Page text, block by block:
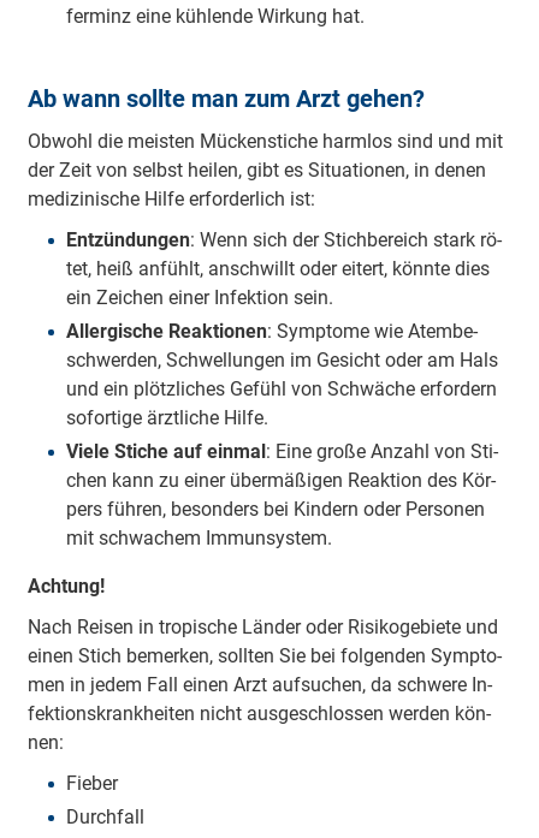
fer­minz ei­ne küh­len­de Wir­kung hat.
Ab wann sollte man zum Arzt gehen?
Ob­wohl die meis­ten Mü­cken­sti­che harm­los sind und mit
der Zeit von selbst hei­len, gibt es Si­tua­tio­nen, in de­nen
me­di­zi­ni­sche Hil­fe er­for­der­lich ist:
Ent­zün­dun­gen: Wenn sich der Stich­be­reich stark rö­
tet, heiß an­fühlt, an­schwillt oder ei­tert, könn­te dies
ein Zei­chen ei­ner In­fek­ti­on sein.
All­er­gi­sche Re­ak­tio­nen: Sym­pto­me wie Atem­be­
schwer­den, Schwel­lun­gen im Ge­sicht oder am Hals
und ein plötz­li­ches Ge­fühl von Schwä­che er­for­dern
so­for­ti­ge ärzt­li­che Hil­fe.
Vie­le Sti­che auf ein­mal : Ei­ne gro­ße An­zahl von Sti­
chen kann zu ei­ner über­mä­ßi­gen Re­ak­ti­on des Kör­
pers füh­ren, be­son­ders bei Kin­dern oder Per­so­nen
mit schwa­chem Im­mun­sys­tem.
Ach­tung!
Nach Rei­sen in tro­pi­sche Län­der oder Ri­si­ko­ge­bie­te und
ei­nen Stich be­mer­ken, soll­ten Sie bei fol­gen­den Sym­pto­
men in je­dem Fall ei­nen Arzt auf­su­chen, da schwe­re In­
fek­ti­ons­krank­hei­ten nicht aus­ge­schlos­sen wer­den kön­
nen:
Fie­ber
Durch­fall